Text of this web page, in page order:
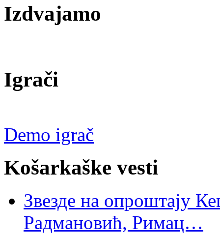
Izdvajamo
Igrači
Demo igrač
Košarkaške vesti
Звезде на опроштају
Радмановић, Римац…